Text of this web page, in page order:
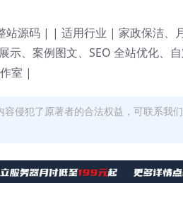
站源码 | | 适用行业 | 家政保洁、
、案例图文、SEO 全站优化、自
室 |
侵犯了原著者的合法权益，可联系我